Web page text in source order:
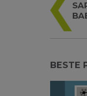
BESTE